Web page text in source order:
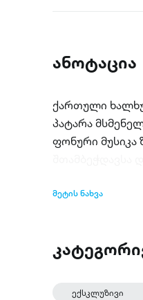
ანოტაცია
ქართული
პატარა
ფონური მუსიკა
მეტის ნახვა
ექსკლუზივი